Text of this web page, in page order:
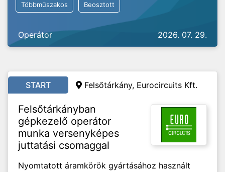
Többműszakos Beosztott
Operátor 2026. 07. 29.
START Felsőtárkány, Eurocircuits Kft.
Felsőtárkányban
gépkezelő operátor
munka versenyképes
juttatási csomaggal
Nyomtatott áramkörök gyártásához használt